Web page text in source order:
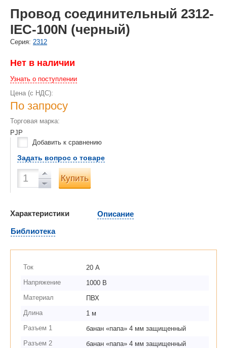
Провод соединительный 2312-
IEC-100N (черный)
Cерия: 2312
Нет в наличии
Узнать о поступлении
Цена (с НДС):
По запросу
Торговая марка:
PJP
Добавить к сравнению
Задать вопрос о товаре
Купить
Характеристики
Описание
Библиотека
Ток
20 А
Напряжение
1000 В
Материал
ПВХ
Длина
1 м
Разъем 1
банан «папа» 4 мм защищенный
Разъем 2
банан «папа» 4 мм защищенный